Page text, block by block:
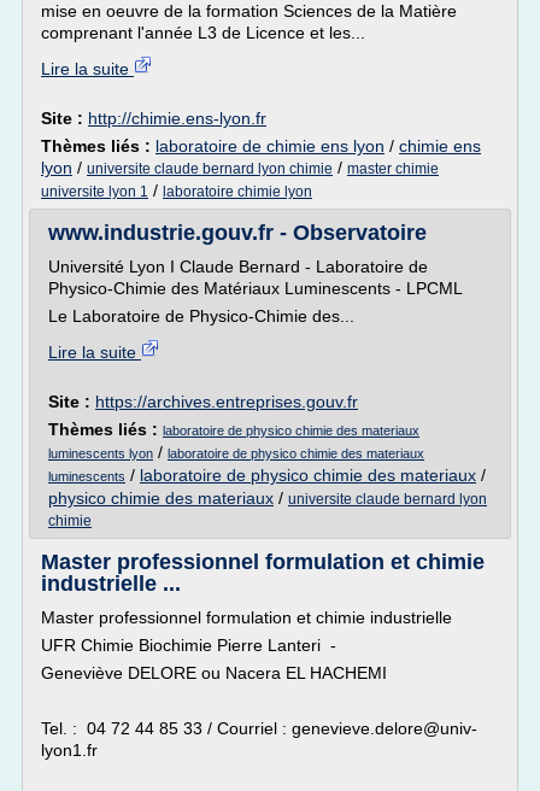
mise en oeuvre de la formation Sciences de la Matière
comprenant l'année L3 de Licence et les...
Lire la suite
Site : http://chimie.ens-lyon.fr
Thèmes liés : laboratoire de chimie ens lyon / chimie ens
lyon / universite claude bernard lyon chimie / master chimie
universite lyon 1 / laboratoire chimie lyon
www.industrie.gouv.fr - Observatoire
Université Lyon I Claude Bernard - Laboratoire de
Physico-Chimie des Matériaux Luminescents - LPCML
Le Laboratoire de Physico-Chimie des...
Lire la suite
Site : https://archives.entreprises.gouv.fr
Thèmes liés : laboratoire de physico chimie des materiaux
luminescents lyon / laboratoire de physico chimie des materiaux
luminescents / laboratoire de physico chimie des materiaux /
physico chimie des materiaux / universite claude bernard lyon
chimie
Master professionnel formulation et chimie
industrielle ...
Master professionnel formulation et chimie industrielle
UFR Chimie Biochimie Pierre Lanteri -
Geneviève DELORE ou Nacera EL HACHEMI
Tel. : 04 72 44 85 33 / Courriel : genevieve.delore@univ-
lyon1.fr